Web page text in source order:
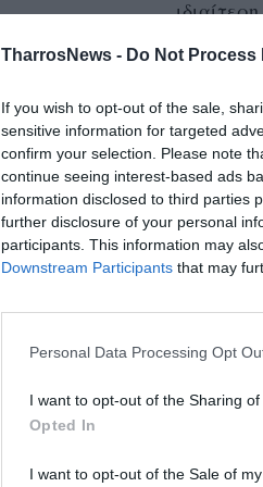
TharrosNews - Do Not
If you wish to opt-out of the sale,
sensitive information for targeted
confirm your selection. Please note
continue seeing interest-based ads
information disclosed to third parties
further disclosure of your personal
participants. This information may
Downstream Participants that may
Personal Data Processing Opt
I want to opt-out of the Sharing of
Opted In
I want to opt-out of the Sale of
στο
Τσώνη
22/08/2023
Είκοσι
του
Γ.